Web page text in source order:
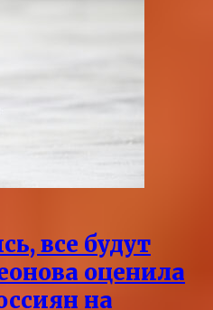
все будут
оценила
на